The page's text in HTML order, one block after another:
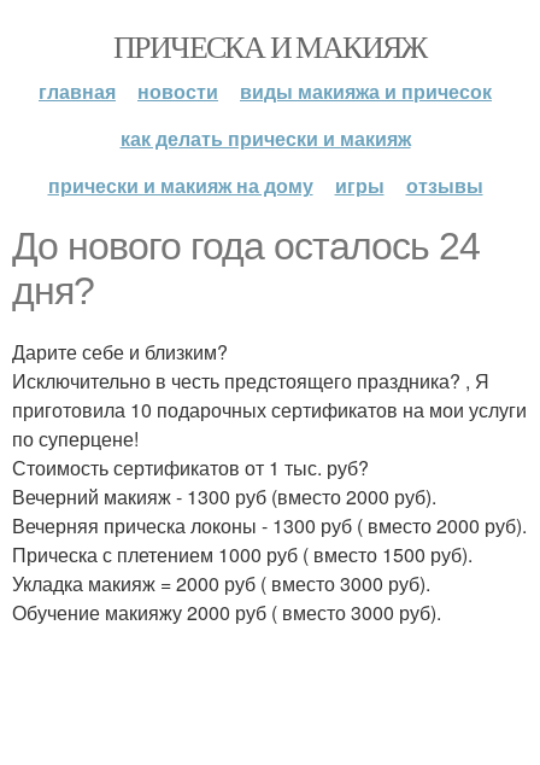
ПРИЧЕСКА И МАКИЯЖ
главная новости
виды макияжа и причесок
как делать прически и макияж
прически и макияж на дому
игры отзывы
До нового года осталось 24
дня?
Дарите себе и близким?
Исключительно в честь предстоящего праздника? , Я
приготовила 10 подарочных сертификатов на мои услуги
по суперцене!
Стоимость сертификатов от 1 тыс. руб?
Вечерний макияж - 1300 руб (вместо 2000 руб).
Вечерняя прическа локоны - 1300 руб ( вместо 2000 руб).
Прическа с плетением 1000 руб ( вместо 1500 руб).
Укладка макияж = 2000 руб ( вместо 3000 руб).
Обучение макияжу 2000 руб ( вместо 3000 руб).